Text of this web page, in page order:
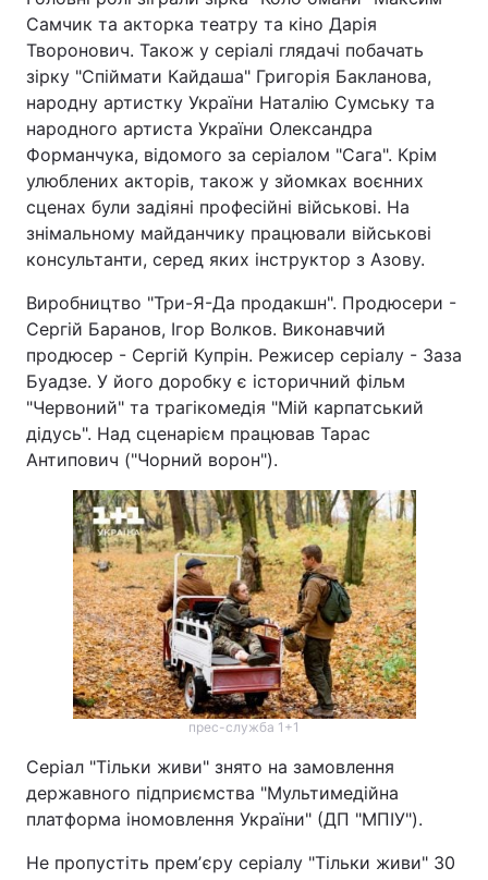
Самчик та акторка театру та кіно Дарія
Творонович. Також у серіалі глядачі побачать
зірку "Спіймати Кайдаша" Григорія Бакланова,
народну артистку України Наталію Сумську та
народного артиста України Олександра
Форманчука, відомого за серіалом "Сага". Крім
улюблених акторів, також у зйомках воєнних
сценах були задіяні професійні військові. На
знімальному майданчику працювали військові
консультанти, серед яких інструктор з Азову.
Виробництво "Три-Я-Да продакшн". Продюсери -
Сергій Баранов, Ігор Волков. Виконавчий
продюсер - Сергій Купрін. Режисер серіалу - Заза
Буадзе. У його доробку є історичний фільм
"Червоний" та трагікомедія "Мій карпатський
дідусь". Над сценарієм працював Тарас
Антипович ("Чорний ворон").
прес-служба 1+1
Серіал "Тільки живи" знято на замовлення
державного підприємства "Мультимедійна
платформа іномовлення України" (ДП "МПІУ").
Не пропустіть премʼєру серіалу "Тільки живи" 30